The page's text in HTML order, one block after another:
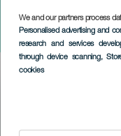
We and our partners process
Personalised advertising and
research and services
through device scanning,
cookies
LA PALMA
Imagen